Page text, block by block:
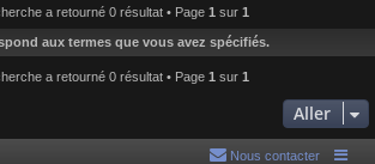
h
e
a retourné 0 résultat • Page 1 sur 1
aux termes que vous avez spécifiés.
a retourné 0 résultat • Page 1 sur 1
Aller
Nous contacter